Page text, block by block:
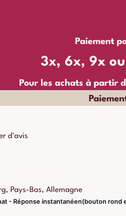
Paiement
3x, 6x, 9x
Pour les achats à partir
d'avis
Pays-Bas, Allemagne
- Réponse instantanéen(bouton rond